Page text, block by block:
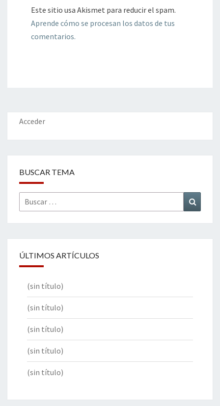
Este sitio usa Akismet para reducir el spam.
Aprende cómo se procesan los datos de tus
comentarios.
Acceder
BUSCAR TEMA
Buscar
por:
ÚLTIMOS ARTÍCULOS
(sin título)
(sin título)
(sin título)
(sin título)
(sin título)